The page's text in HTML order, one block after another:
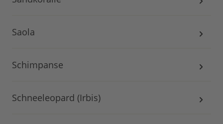
Saola
Schimpanse
Schneeleopard (Irbis)